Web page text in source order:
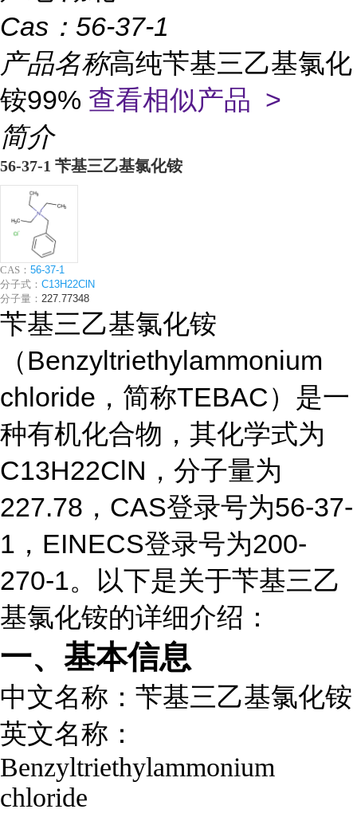
Cas： 56-37-1
产品名称高纯苄基三乙基氯化
铵99% 查看相似产品 >
简介
56-37-1 苄基三乙基氯化铵
CAS： 56-37-1
分子式： C13H22ClN
分子量： 227.77348
苄基三乙基氯化铵
（Benzyltriethylammonium
chloride，简称TEBAC）是一
种有机化合物，其化学式为
C13H22ClN，分子量为
227.78，CAS登录号为56-37-
1，EINECS登录号为200-
270-1。以下是关于苄基三乙
基氯化铵的详细介绍：
一、基本信息
中文名称 ：苄基三乙基氯化铵
英文名称 ：
Benzyltriethylammonium
chloride